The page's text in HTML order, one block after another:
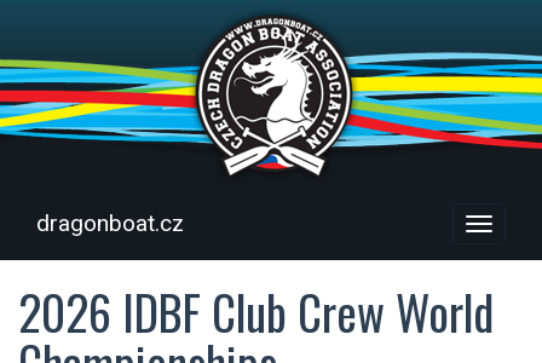
Menu
dragonboat.cz
2026 IDBF Club Crew World